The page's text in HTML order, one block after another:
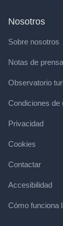
Nosotros
Sobre nosotros
Notas de prensa
Observatorio
Condiciones de
Privacidad
Cookies
Contactar
Accesibilidad
Cómo funciona